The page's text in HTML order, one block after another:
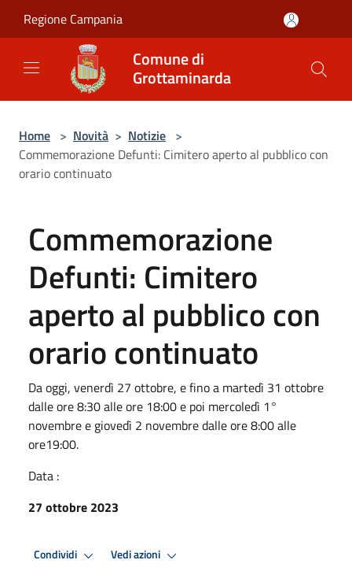
Regione Campania
Comune di
Grottaminarda
Home > Novità > Notizie >
Commemorazione Defunti: Cimitero aperto al pubblico con
orario continuato
Commemorazione
Defunti: Cimitero
aperto al pubblico con
orario continuato
Da oggi, venerdì 27 ottobre, e fino a martedì 31 ottobre
dalle ore 8:30 alle ore 18:00 e poi mercoledì 1°
novembre e giovedì 2 novembre dalle ore 8:00 alle
ore19:00.
Data :
27 ottobre 2023
Condividi Vedi azioni